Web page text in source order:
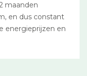
maanden
en dus constant
energieprijzen en